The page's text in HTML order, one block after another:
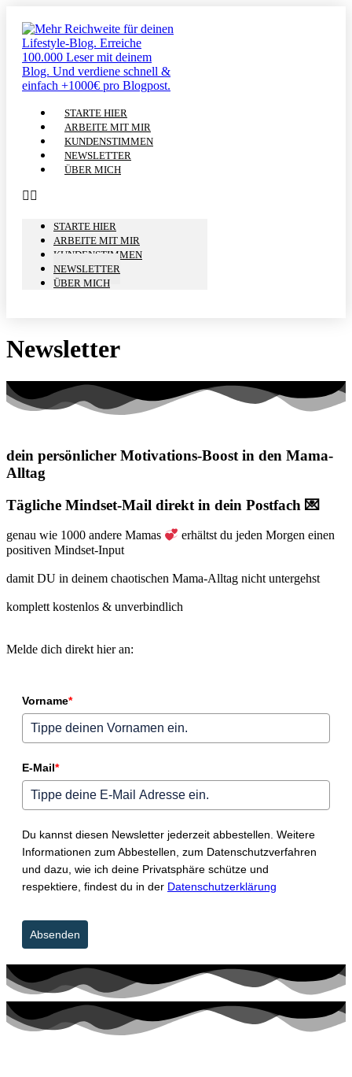
STARTE HIER
ARBEITE MIT MIR
KUNDENSTIMMEN
NEWSLETTER
ÜBER MICH
STARTE HIER
ARBEITE MIT MIR
KUNDENSTIMMEN
NEWSLETTER
ÜBER MICH
Newsletter
dein persönlicher Motivations-Boost in den Mama-
Alltag
Tägliche Mindset-Mail direkt in dein Postfach 💌
genau wie 1000 andere Mamas
erhältst du jeden Morgen einen
positiven Mindset-Input
damit DU in deinem chaotischen Mama-Alltag nicht untergehst
komplett kostenlos & unverbindlich
Melde dich direkt hier an:
Vorname*
E-Mail*
Du kannst diesen Newsletter jederzeit abbestellen. Weitere
Informationen zum Abbestellen, zum Datenschutzverfahren
und dazu, wie ich deine Privatsphäre schütze und
respektiere, findest du in der Datenschutzerklärung
Absenden